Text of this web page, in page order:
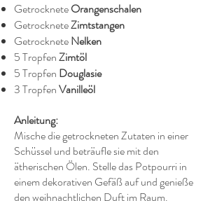
GetrockneteOrangenschalen
GetrockneteZimtstangen
GetrockneteNelken
5 TropfenZimtöl
5 Tropfen Douglasie
3 TropfenVanilleöl
Anleitung:
Mische die getrockneten Zutaten in einer
Schüssel und beträufle sie mit den
ätherischen Ölen. Stelle das Potpourri in
einem dekorativen Gefäß auf und genieße
den weihnachtlichen Duft im Raum.